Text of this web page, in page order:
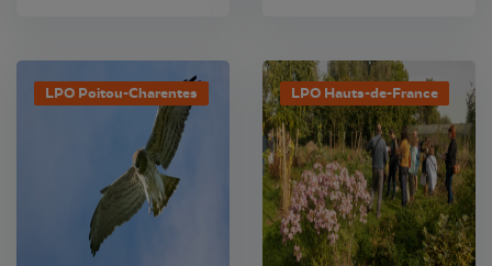
LPO Poitou-Charentes LPO Hauts-de-France